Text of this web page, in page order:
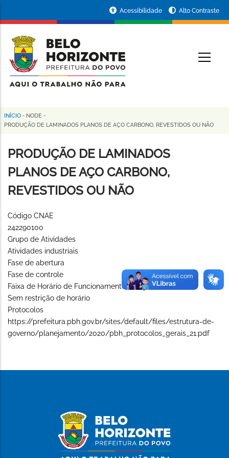
conteúdo
principal
da
Prefeitura
de
Horizonte
Acessibilidade Alto Contraste
Trilha
navegação
INÍCIO - NODE -
PRODUÇÃO DE LAMINADOS PLANOS DE AÇO CARBONO, REVESTIDOS OU NÃO
PRODUÇÃO DE LAMINADOS
PLANOS DE AÇO CARBONO,
REVESTIDOS OU NÃO
Código CNAE
242290100
Grupo de Atividades
Atividades industriais
Fase de abertura
Fase de controle
Faixa de Horário de Funcionamento (Long)
Sem restrição de horário
Protocolos
https://prefeitura.pbh.gov.br/sites/default/files/estrutura-de-
governo/planejamento/2020/pbh_protocolos_gerais_21.pdf